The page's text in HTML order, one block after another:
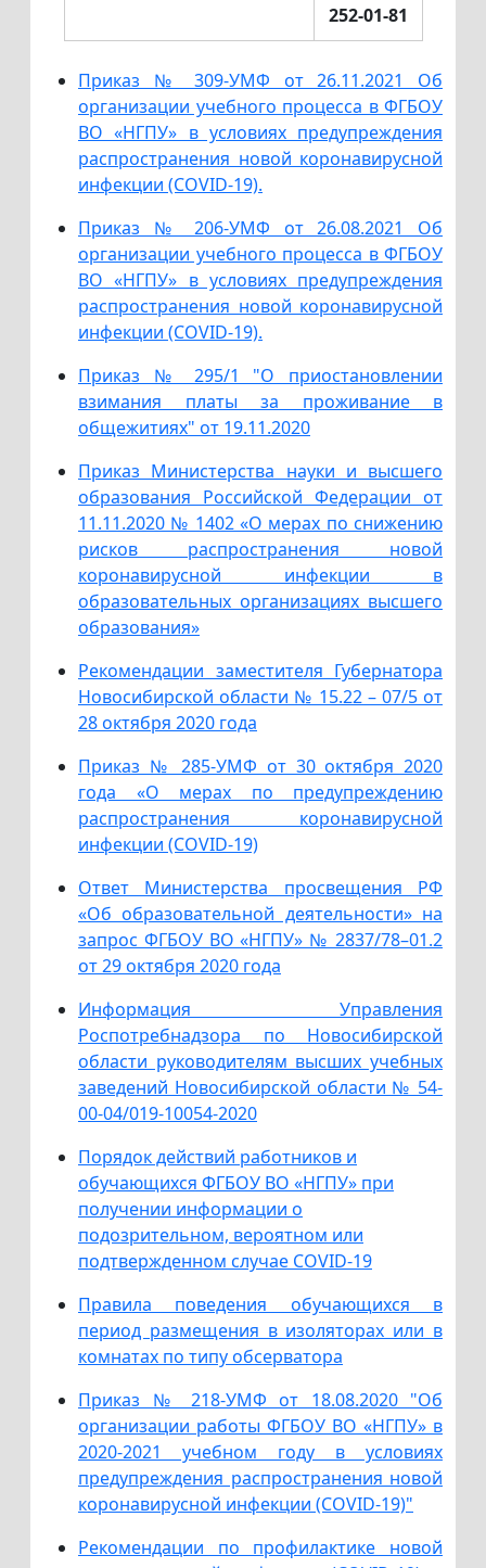
252-01-81
Приказ № 309-УМФ от 26.11.2021 Об
организации учебного процесса в ФГБОУ
ВО «НГПУ» в условиях предупреждения
распространения новой коронавирусной
инфекции (СОVID-19).
Приказ № 206-УМФ от 26.08.2021 Об
организации учебного процесса в ФГБОУ
ВО «НГПУ» в условиях предупреждения
распространения новой коронавирусной
инфекции (СОVID-19).
Приказ № 295/1 "О приостановлении
взимания платы за проживание в
общежитиях" от 19.11.2020
Приказ Министерства науки и высшего
образования Российской Федерации от
11.11.2020 № 1402 «О мерах по снижению
рисков распространения новой
коронавирусной инфекции в
образовательных организациях высшего
образования»
Рекомендации заместителя Губернатора
Новосибирской области № 15.22 – 07/5 от
28 октября 2020 года
Приказ № 285-УМФ от 30 октября 2020
года «О мерах по предупреждению
распространения коронавирусной
инфекции (COVID-19)
Ответ Министерства просвещения РФ
«Об образовательной деятельности» на
запрос ФГБОУ ВО «НГПУ» № 2837/78–01.2
от 29 октября 2020 года
Информация Управления
Роспотребнадзора по Новосибирской
области руководителям высших учебных
заведений Новосибирской области № 54-
00-04/019-10054-2020
Порядок действий работников и
обучающихся ФГБОУ ВО «НГПУ» при
получении информации о
подозрительном, вероятном или
подтвержденном случае COVID-19
Правила поведения обучающихся в
период размещения в изоляторах или в
комнатах по типу обсерватора
Приказ № 218-УМФ от 18.08.2020 "Об
организации работы ФГБОУ ВО «НГПУ» в
2020-2021 учебном году в условиях
предупреждения распространения новой
коронавирусной инфекции (COVID-19)"
Рекомендации по профилактике новой